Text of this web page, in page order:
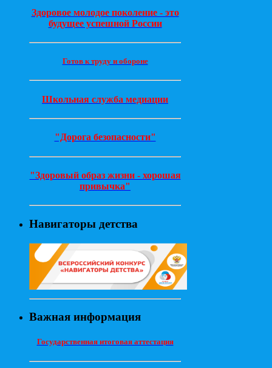
Здоровое молодое поколение - это
будущее успешной России
Готов к труду и обороне
Школьная служба медиации
"Дорога безопасности"
"Здоровый образ жизни - хорошая
привычка"
Навигаторы детства
Важная информация
Государственная итоговая аттестация